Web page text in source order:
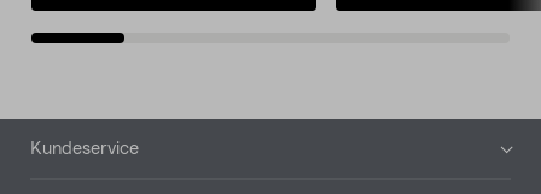
Bunntekst
Kundeservice